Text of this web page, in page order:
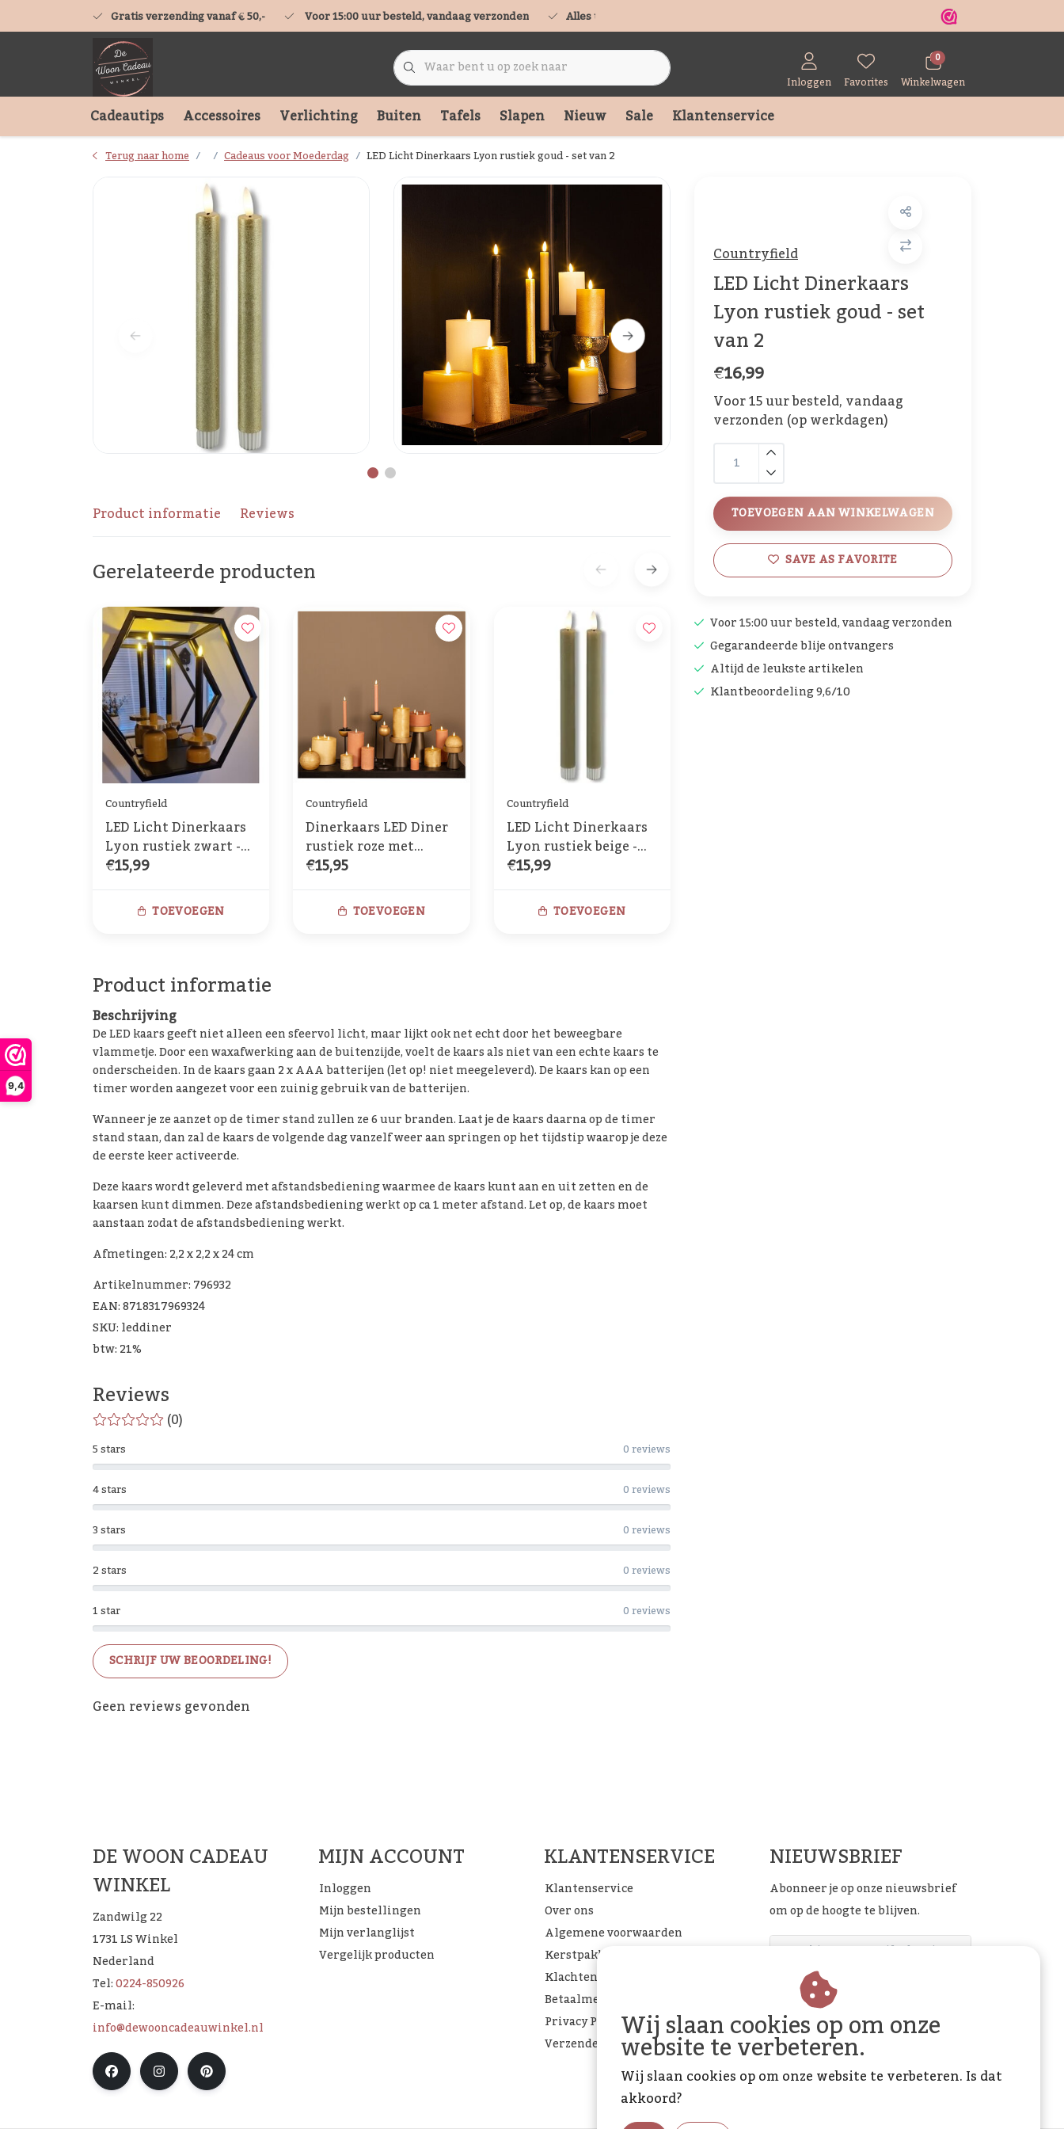
9,4
Gratis verzending vanaf € 50,- Voor 15:00 uur besteld, vandaag verzonden Alles uit voorraad leverbaar
Inloggen Favorites
0
Winkelwagen
Cadeautips Accessoires Verlichting Buiten Tafels Slapen Nieuw Sale Klantenservice
Terug naar home Cadeaus voor Moederdag LED Licht Dinerkaars Lyon rustiek goud - set van 2
Countryfield
LED Licht Dinerkaars
Lyon rustiek goud - set
van 2
€16,99
Voor 15 uur besteld, vandaag
verzonden (op werkdagen)
TOEVOEGEN AAN WINKELWAGEN
SAVE AS FAVORITE
Voor 15:00 uur besteld, vandaag verzonden
Gegarandeerde blije ontvangers
Altijd de leukste artikelen
Klantbeoordeling 9,6/10
Product informatie Reviews
Gerelateerde producten
Countryfield
LED Licht Dinerkaars
Lyon rustiek zwart -
set van 2
€15,99
TOEVOEGEN
Countryfield
Dinerkaars LED Diner
rustiek roze met
beweegbare vlam – 2
€15,95
TOEVOEGEN
Countryfield
LED Licht Dinerkaars
Lyon rustiek beige -
set van 2
€15,99
TOEVOEGEN
Product informatie
Beschrijving
De LED kaars geeft niet alleen een sfeervol licht, maar lijkt ook net echt door het beweegbare
vlammetje. Door een waxafwerking aan de buitenzijde, voelt de kaars als niet van een echte kaars te
onderscheiden. In de kaars gaan 2 x AAA batterijen (let op! niet meegeleverd). De kaars kan op een
timer worden aangezet voor een zuinig gebruik van de batterijen.
Wanneer je ze aanzet op de timer stand zullen ze 6 uur branden. Laat je de kaars daarna op de timer
stand staan, dan zal de kaars de volgende dag vanzelf weer aan springen op het tijdstip waarop je deze
de eerste keer activeerde.
Deze kaars wordt geleverd met afstandsbediening waarmee de kaars kunt aan en uit zetten en de
kaarsen kunt dimmen. Deze afstandsbediening werkt op ca 1 meter afstand. Let op, de kaars moet
aanstaan zodat de afstandsbediening werkt.
Afmetingen: 2,2 x 2,2 x 24 cm
Artikelnummer: 796932
EAN: 8718317969324
SKU: leddiner
btw: 21%
Reviews
(0)
1 star 0 reviews
2 stars 0 reviews
3 stars 0 reviews
4 stars 0 reviews
5 stars 0 reviews
SCHRIJF UW BEOORDELING!
Geen reviews gevonden
DE WOON CADEAU
WINKEL
Zandwilg 22
1731 LS Winkel
Nederland
Tel:0224-850926
E-mail:
info@dewooncadeauwinkel.nl
MIJN ACCOUNT
Inloggen
Mijn bestellingen
Mijn verlanglijst
Vergelijk producten
KLANTENSERVICE
Klantenservice
Over ons
Algemene voorwaarden
Kerstpakketten
Klachtenpagina
Betaalmethoden
Privacy Policy
Verzenden & retourneren
NIEUWSBRIEF
Abonneer je op onze nieuwsbrief
om op de hoogte te blijven.
ABONNEER
Wij slaan cookies op om onze
website te verbeteren.
Wij slaan cookies op om onze website te verbeteren. Is dat
akkoord?